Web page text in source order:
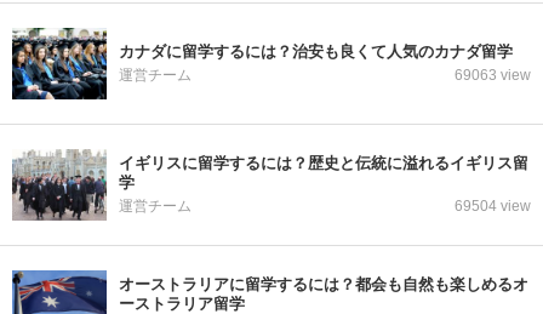
カナダに留学するには？治安も良くて人気のカナダ留学
運営チーム 69063 view
イギリスに留学するには？歴史と伝統に溢れるイギリス留
学
運営チーム 69504 view
オーストラリアに留学するには？都会も自然も楽しめるオ
ーストラリア留学